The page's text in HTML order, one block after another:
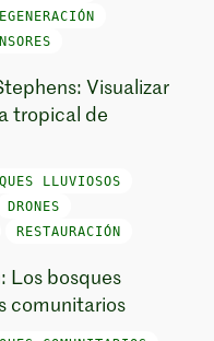
Visualizar
tropical de
LLUVIOSOS
DRONES
RESTAURACIÓN
Los bosques
comunitarios